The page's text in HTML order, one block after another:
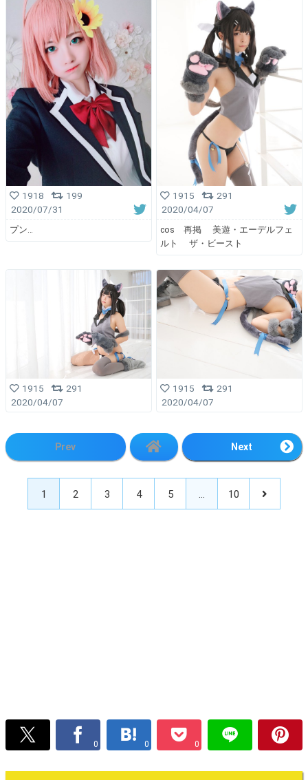
1918
199
2020/07/31
プン…
1915
291
2020/04/07
cos 再掲 美遊・エーデルフェ
ルト ザ・ビースト
1915
291
2020/04/07
1915
291
2020/04/07
Prev Next
1 2 3 4 5 … 10
0 0 0